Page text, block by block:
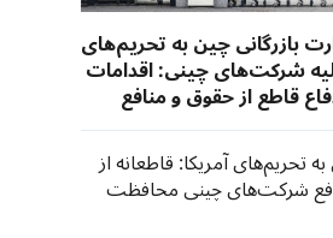
بازرگانی چین به تحریم‌های
شرکت‌های چینی: اقدامات
قاطع از حقوق و منافع
چینی اتخاذ خواهد
تحریم‌‌های آمریکا: قاطعانه از
شرکت‌های چینی محافظت